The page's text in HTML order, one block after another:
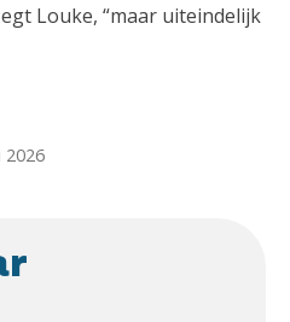
Louke, “maar uiteindelijk